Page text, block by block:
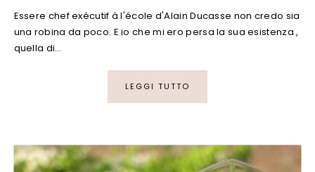
Essere chef exécutif à l'école d'Alain Ducasse non credo sia
una robina da poco. E io che mi ero persa la sua esistenza ,
quella di…
LEGGI TUTTO